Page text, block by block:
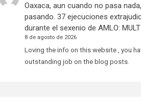
Oaxaca, aun cuando no pasa
pasando. 37 ejecuciones
durante el sexenio de AMLO: MULT
8 de agosto de 2026
Loving the info on this website , you
outstanding job on the blog posts.